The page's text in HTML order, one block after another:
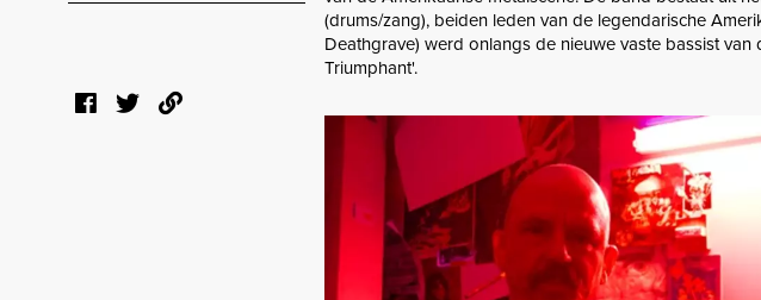
(drums/zang), beiden leden van de legendarische
Deathgrave) werd onlangs de nieuwe vaste bassist
Triumphant'.